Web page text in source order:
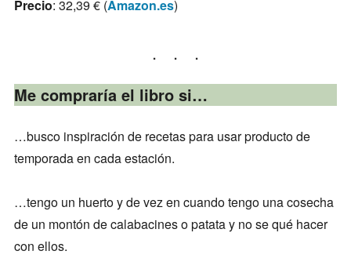
Precio: 32,39 € (Amazon.es)
Me compraría el libro si…
…busco inspiración de recetas para usar producto de
temporada en cada estación.
…tengo un huerto y de vez en cuando tengo una cosecha
de un montón de calabacines o patata y no se qué hacer
con ellos.